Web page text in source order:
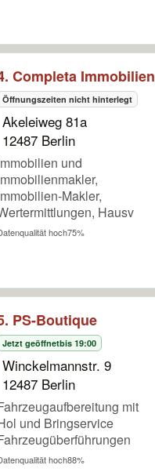
Completa Immobilien
Öffnungszeiten nicht hinterlegt
Akeleiweg 81a
12487 Berlin
und
Makler,
Hausv
hoch75%
PS-Boutique
Jetzt geöffnetbis 19:00
Winckelmannstr. 9
12487 Berlin
mit
und Bringservice
hoch88%